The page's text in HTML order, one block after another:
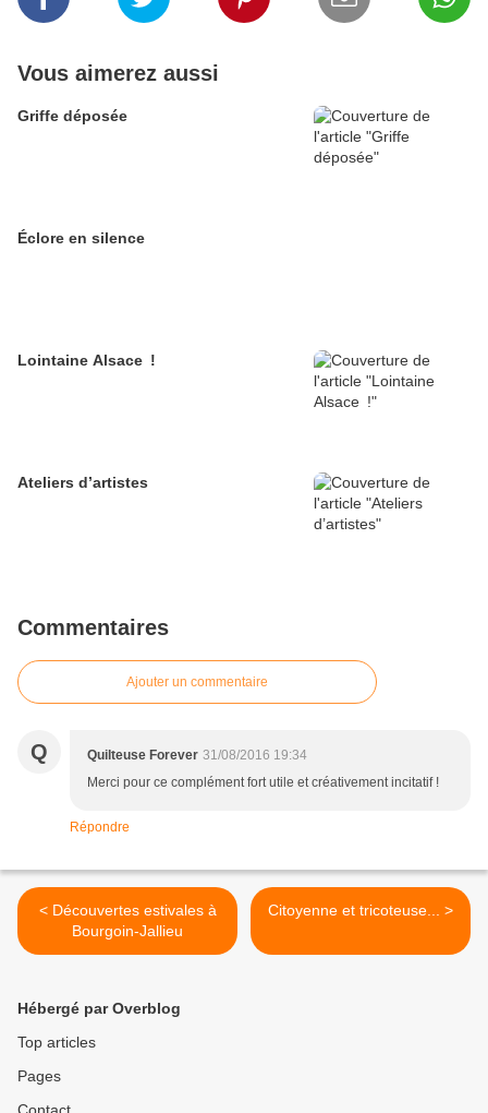
Vous aimerez aussi
Griffe déposée
Éclore en silence
Lointaine Alsace !
Ateliers d’artistes
Commentaires
Ajouter un commentaire
Q Quilteuse Forever 31/08/2016 19:34
Merci pour ce complément fort utile et créativement incitatif !
Répondre
< Découvertes estivales à
Bourgoin-Jallieu
Citoyenne et tricoteuse... >
Hébergé par Overblog
Top articles
Pages